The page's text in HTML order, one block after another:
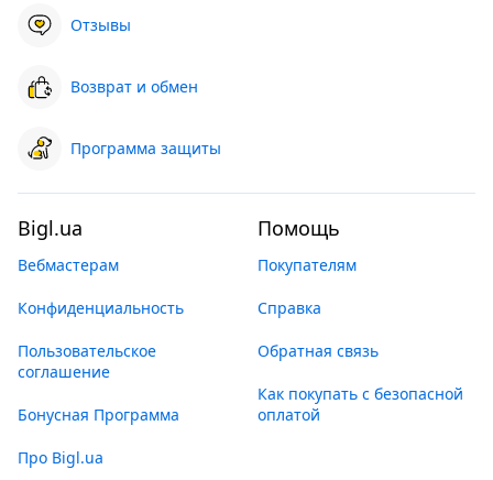
Отзывы
Возврат и обмен
Программа защиты
Bigl.ua
Вебмастерам
Конфиденциальность
Пользовательское
соглашение
Бонусная Программа
Про Bigl.ua
Помощь
Покупателям
Справка
Обратная связь
Как покупать с безопасной
оплатой